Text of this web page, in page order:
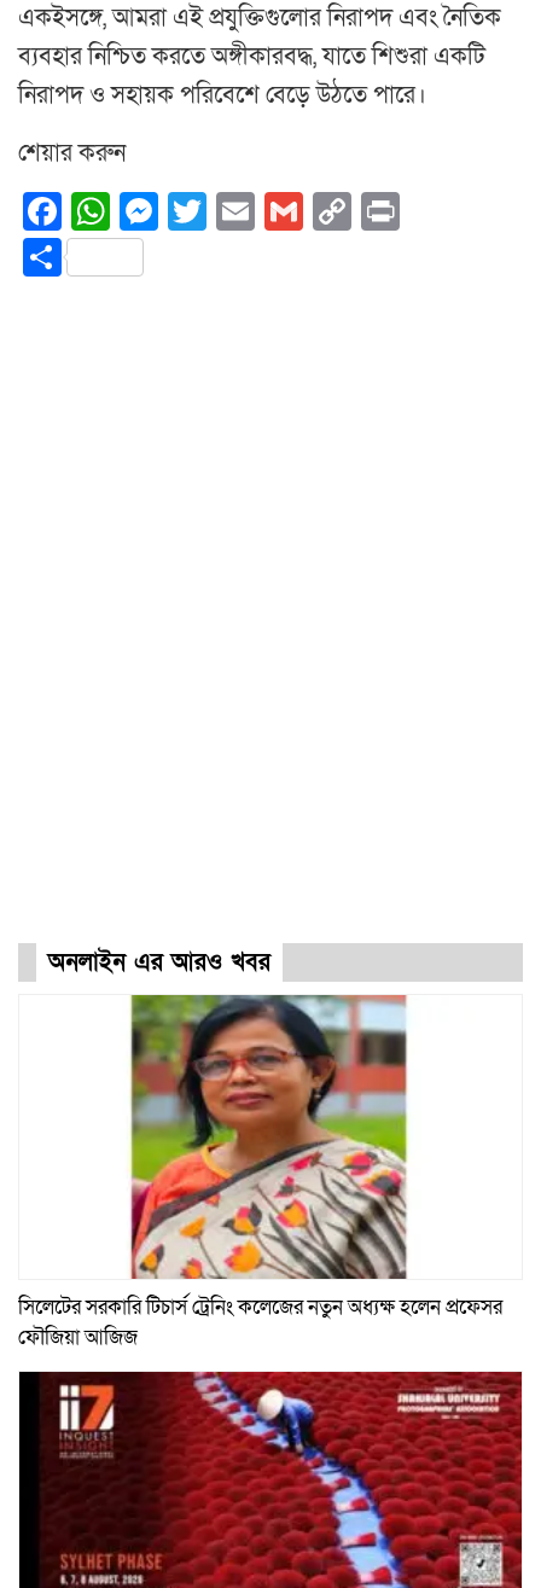
একইসঙ্গে, আমরা এই প্রযুক্তিগুলোর নিরাপদ এবং নৈতিক
ব্যবহার নিশ্চিত করতে অঙ্গীকারবদ্ধ, যাতে শিশুরা একটি
নিরাপদ ও সহায়ক পরিবেশে বেড়ে উঠতে পারে।
শেয়ার করুন
Facebook
WhatsApp
Messenger
Twitter
EmailGmail
Copy
Share
অনলাইন এর আরও খবর
সিলেটের সরকারি টিচার্স ট্রেনিং কলেজের নতুন অধ্যক্ষ হলেন প্রফেসর
ফৌজিয়া আজিজ